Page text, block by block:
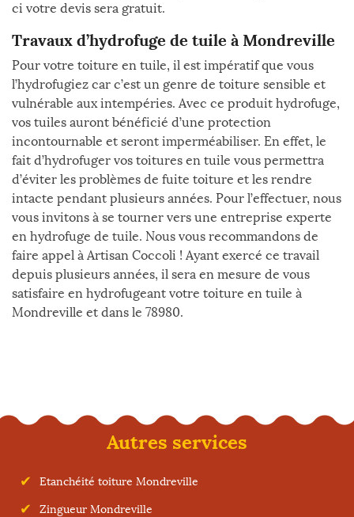
ci votre devis sera gratuit.
Travaux d’hydrofuge de tuile à Mondreville
Pour votre toiture en tuile, il est impératif que vous
l’hydrofugiez car c’est un genre de toiture sensible et
vulnérable aux intempéries. Avec ce produit hydrofuge,
vos tuiles auront bénéficié d’une protection
incontournable et seront imperméabiliser. En effet, le
fait d’hydrofuger vos toitures en tuile vous permettra
d’éviter les problèmes de fuite toiture et les rendre
intacte pendant plusieurs années. Pour l’effectuer, nous
vous invitons à se tourner vers une entreprise experte
en hydrofuge de tuile. Nous vous recommandons de
faire appel à Artisan Coccoli ! Ayant exercé ce travail
depuis plusieurs années, il sera en mesure de vous
satisfaire en hydrofugeant votre toiture en tuile à
Mondreville et dans le 78980.
Autres services
Etanchéité toiture Mondreville
Zingueur Mondreville